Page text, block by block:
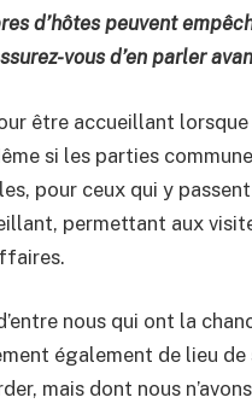
d’hôtes peuvent
vous d’en parler
être accueillant lorsque
si les parties
pour ceux qui y
permettant aux
nous qui ont la
également de lieu
mais dont nous